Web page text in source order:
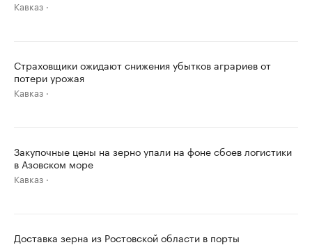
Кавказ
Страховщики ожидают снижения убытков аграриев от
потери урожая
Кавказ
Закупочные цены на зерно упали на фоне сбоев логистики
в Азовском море
Кавказ
Доставка зерна из Ростовской области в порты